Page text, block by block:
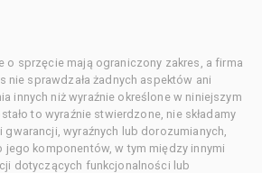
o sprzęcie mają ograniczony zakres, a firma
nie sprawdzała żadnych aspektów ani
innych niż wyraźnie określone w niniejszym
to wyraźnie stwierdzone, nie składamy
wyraźnych lub dorozumianych,
komponentów, w tym między innymi
dotyczących funkcjonalności lub